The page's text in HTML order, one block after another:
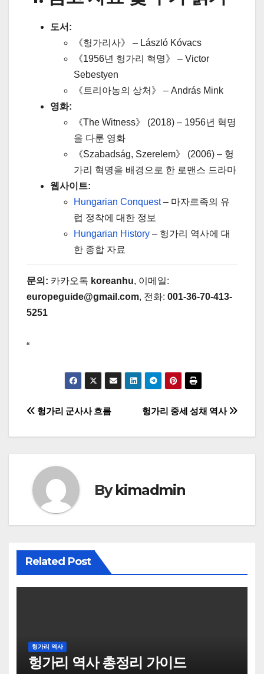
도서:
《헝가리사》 – László Kóvacs
《1956년 헝가리 혁명》 – Victor
Sebestyen
《트리아농의 상처》 – András Mink
영화:
《The Witness》 (2018) – 1956년 혁명
을 다룬 영화
《Szabadság, Szerelem》 (2006) – 헝
가리 혁명을 배경으로 한 로맨스 드라마
웹사이트:
Hungarian Conquest– 마자르족의 유
럽 정착에 대한 정보
Hungarian History – 헝가리 역사에 대
한 종합 자료
문의: 카카오톡 koreanhu, 이메일:
europeguide@gmail.com, 전화: 001-36-70-413-
5251
“
글
탐
헝가리 중세 성채 역사
헝가리 군사사 흐름
Bykimadmin
Related Post
헝가리 역사
헝가리 역사 총정리 가이드